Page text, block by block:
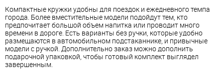
Компактные кружки удобны для поездок и ежедневного темпа
города. Более вместительные модели подойдут тем, кто
предпочитает большой объем напитка или проводит много
времени в дороге. Есть варианты без ручки, которые удобно
размещаются в автомобильном подстаканнике, и привычные
модели с ручкой. Дополнительно заказ можно дополнить
подарочной упаковкой, чтобы готовый комплект выглядел
завершенным.